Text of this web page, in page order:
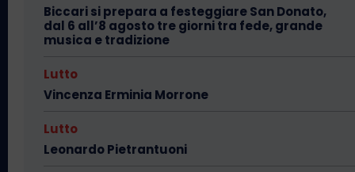
Biccari si prepara a festeggiare San Donato,
dal 6 all’8 agosto tre giorni tra fede, grande
musica e tradizione
Lutto
Vincenza Erminia Morrone
Lutto
Leonardo Pietrantuoni